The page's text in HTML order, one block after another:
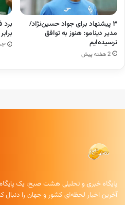
۳ پیشنهاد برای جواد حسین‌نژاد/
مدیر دینامو: هنوز به توافق
نرسیده‌ایم
2 هفته پیش
برد
۱۴۰۳,
پایگاه خبری و تحلیلی هشت صبح، یک
آخرین اخبار لحظه‌ای کشور و جهان را دنبال